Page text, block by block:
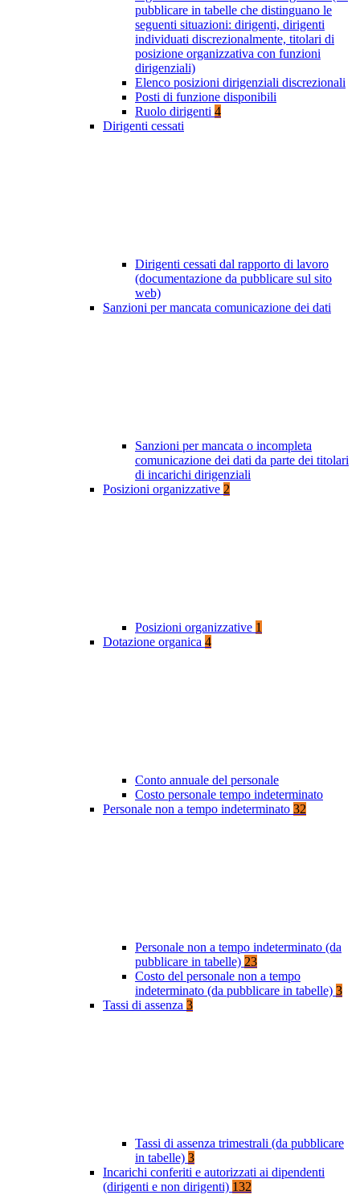
pubblicare in tabelle che distinguano le
seguenti situazioni: dirigenti, dirigenti
individuati discrezionalmente, titolari di
posizione organizzativa con funzioni
dirigenziali)
Elenco posizioni dirigenziali discrezionali
Posti di funzione disponibili
Ruolo dirigenti 4
Dirigenti cessati
Dirigenti cessati dal rapporto di lavoro
(documentazione da pubblicare sul sito
web)
Sanzioni per mancata comunicazione dei dati
Sanzioni per mancata o incompleta
comunicazione dei dati da parte dei titolari
di incarichi dirigenziali
Posizioni organizzative 2
Posizioni organizzative 1
Dotazione organica 4
Conto annuale del personale
Costo personale tempo indeterminato
Personale non a tempo indeterminato 32
Personale non a tempo indeterminato (da
pubblicare in tabelle) 23
Costo del personale non a tempo
indeterminato (da pubblicare in tabelle) 3
Tassi di assenza 3
Tassi di assenza trimestrali (da pubblicare
in tabelle) 3
Incarichi conferiti e autorizzati ai dipendenti
(dirigenti e non dirigenti) 132